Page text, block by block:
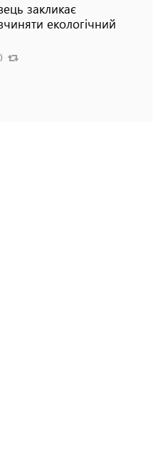
закликає
екологічний